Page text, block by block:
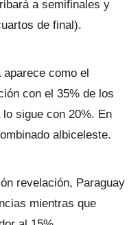
a semifinales y
de final).
como el
con el 35% de los
sigue con 20%. En
albiceleste.
revelación, Paraguay
mientras que